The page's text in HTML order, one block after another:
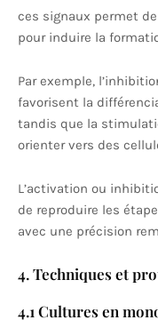
ces signaux permet
pour induire la
Par exemple,
favorisent la
tandis que la
orienter vers des
L’activation ou
de reproduire les
avec une précision
4. Techniques et
4.1 Cultures en